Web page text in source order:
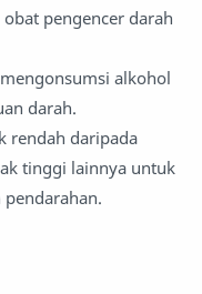
pengencer darah
alkohol
darah.
rendah daripada
tinggi lainnya untuk